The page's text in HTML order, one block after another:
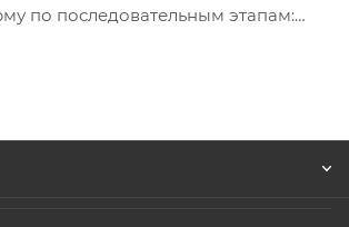
по последовательным этапам: